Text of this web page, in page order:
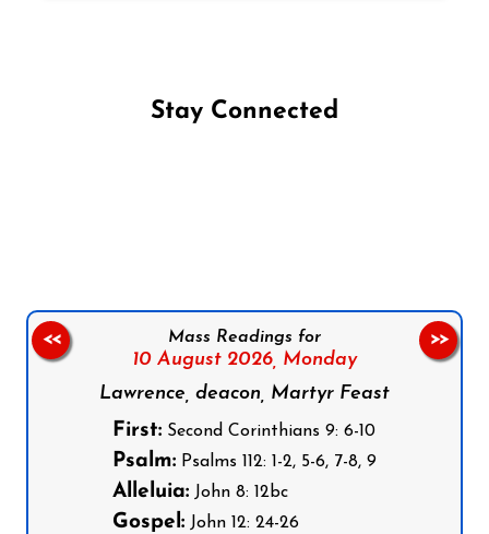
Stay Connected
Mass Readings for
10 August 2026, Monday
Lawrence, deacon, Martyr Feast
First: Second Corinthians 9: 6-10
Psalm: Psalms 112: 1-2, 5-6, 7-8, 9
Alleluia: John 8: 12bc
Gospel: John 12: 24-26
<< >>